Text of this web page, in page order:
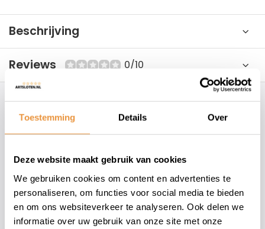
Toestemming Details Over
Deze website maakt gebruik van cookies
We gebruiken cookies om content en advertenties te
personaliseren, om functies voor social media te bieden
en om ons websiteverkeer te analyseren. Ook delen we
informatie over uw gebruik van onze site met onze
Beschrijving
Reviews 0/10
157 klanten geven een 4.7/5 op